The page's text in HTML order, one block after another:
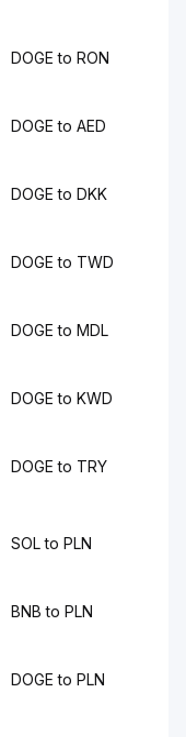
DOGE to RON
DOGE to AED
DOGE to DKK
DOGE to TWD
DOGE to MDL
DOGE to KWD
DOGE to TRY
SOL to PLN
BNB to PLN
DOGE to PLN